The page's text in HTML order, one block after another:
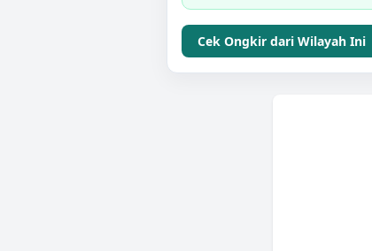
Cek Ongkir dari Wilayah Ini